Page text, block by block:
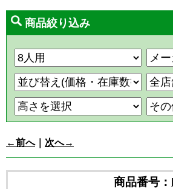
商品絞り込み
←前へ｜ 次へ→
商品番号：